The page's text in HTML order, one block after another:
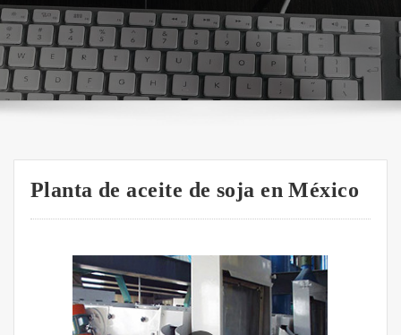
Planta de aceite de soja en México